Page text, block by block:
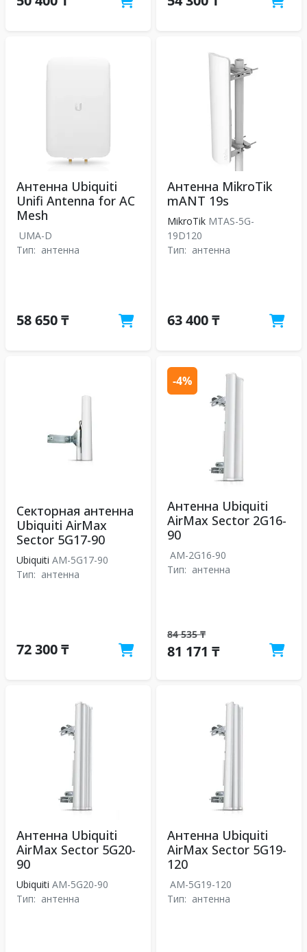
Антенна Ubiquiti
Unifi Antenna for AC
Mesh
UMA-D
Тип: антенна
58 650 ₸
Антенна MikroTik
mANT 19s
MikroTik MTAS-5G-
19D120
Тип: антенна
63 400 ₸
Секторная антенна
Ubiquiti AirMax
Sector 5G17-90
Ubiquiti AM-5G17-90
Тип: антенна
72 300 ₸
Антенна Ubiquiti
AirMax Sector 2G16-
90
AM-2G16-90
Тип: антенна
84 535 ₸
81 171 ₸
-4%
Антенна Ubiquiti
AirMax Sector 5G20-
90
Ubiquiti AM-5G20-90
Тип: антенна
Антенна Ubiquiti
AirMax Sector 5G19-
120
AM-5G19-120
Тип: антенна